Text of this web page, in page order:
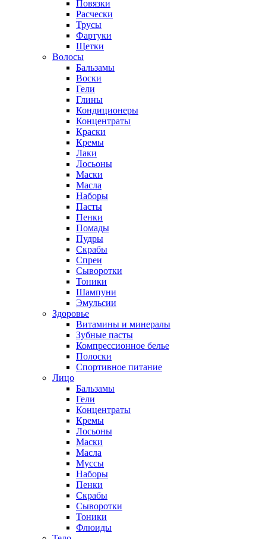
Повязки
Расчески
Трусы
Фартуки
Щетки
Волосы
Бальзамы
Воски
Гели
Глины
Кондиционеры
Концентраты
Краски
Кремы
Лаки
Лосьоны
Маски
Масла
Наборы
Пасты
Пенки
Помады
Пудры
Скрабы
Спреи
Сыворотки
Тоники
Шампуни
Эмульсии
Здоровье
Витамины и минералы
Зубные пасты
Компрессионное белье
Полоски
Спортивное питание
Лицо
Бальзамы
Гели
Концентраты
Кремы
Лосьоны
Маски
Масла
Муссы
Наборы
Пенки
Скрабы
Сыворотки
Тоники
Флюиды